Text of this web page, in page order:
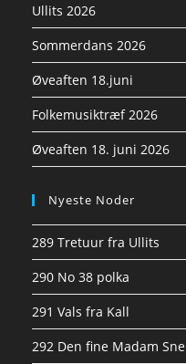
Ullits 2026
Sommerdans 2026
Øveaften 18.juni
Folkemusiktræf 2026
Øveaften 18. juni 2026
Nyeste Noder
289 Tretuur fra Ullits
290 No 38 polka
291 Vals fra Kall
292 Den fine Madam Sne